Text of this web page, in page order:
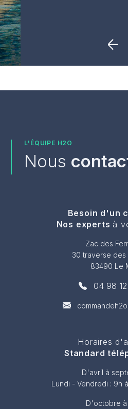
Je
L'ÉQUIPE H2O
Nous
Besoin d'un
Nos experts à
Zac des
30 traverse des
83490 Le
04 98
Horaires
Standard
D'avril à
Lundi - Vendredi : 9h
D'octobre à